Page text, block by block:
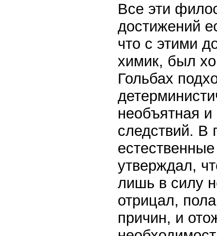
Все эти
достижений
что с этими
химик, был
Гольбах
необъятная
следствий. В
утверждал,
лишь в силу
отрицал,
причин, и